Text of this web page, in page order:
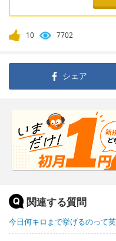
10 7702
シェア
関連する質問
今日何キロまで挙げるのって